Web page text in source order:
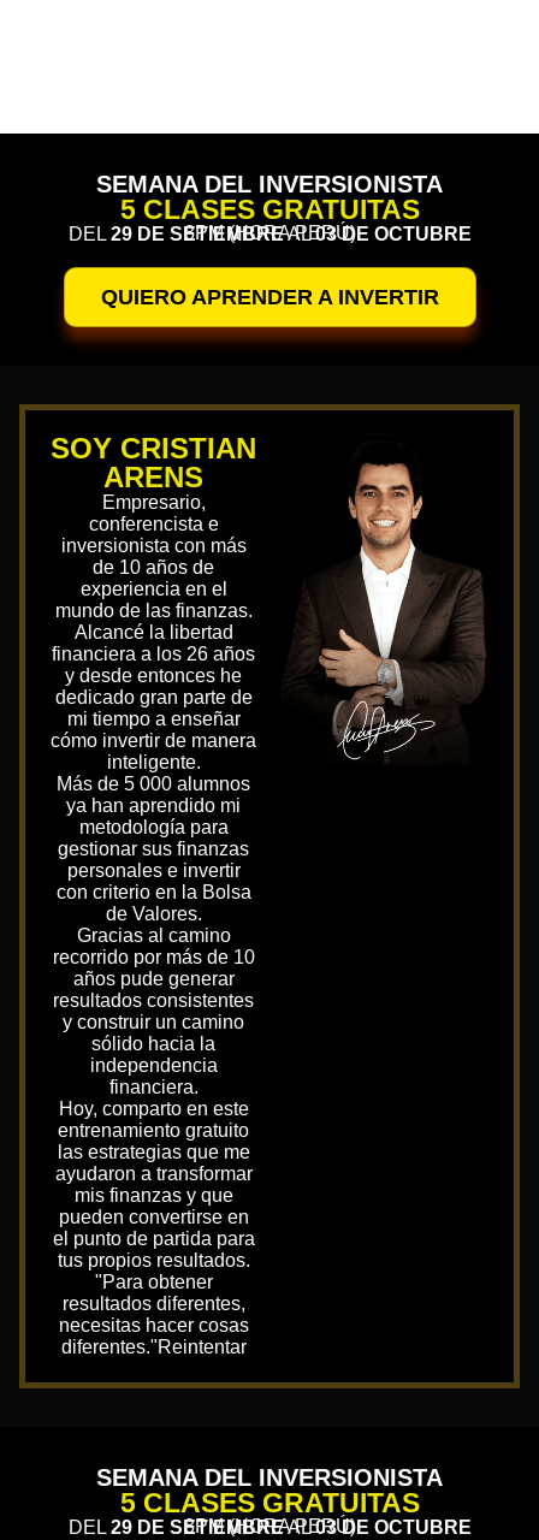
SEMANA DEL INVERSIONISTA
5 CLASES GRATUITAS
DEL 29 DE SETIEMBREAL03 DE OCTUBRE
8PM (HORA PERÚ)
QUIERO APRENDER A INVERTIR
SOY CRISTIAN
ARENS
Empresario,
conferencista e
inversionista con más
de 10 años de
experiencia en el
mundo de las finanzas.
Alcancé la libertad
financiera a los 26 años
y desde entonces he
dedicado gran parte de
mi tiempo a enseñar
cómo invertir de manera
inteligente.
Más de 5 000 alumnos
ya han aprendido mi
metodología para
gestionar sus finanzas
personales e invertir
con criterio en la Bolsa
de Valores.
Gracias al camino
recorrido por más de 10
años pude generar
resultados consistentes
y construir un camino
sólido hacia la
independencia
financiera.
Hoy, comparto en este
entrenamiento gratuito
las estrategias que me
ayudaron a transformar
mis finanzas y que
pueden convertirse en
el punto de partida para
tus propios resultados.
"Para obtener
resultados diferentes,
necesitas hacer cosas
diferentes."Reintentar
SEMANA DEL INVERSIONISTA
5 CLASES GRATUITAS
DEL 29 DE SETIEMBREAL03 DE OCTUBRE
8PM (HORA PERÚ)